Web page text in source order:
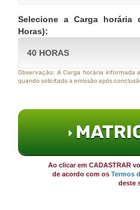
Selecione a Carga
Horas):
Observação: A Carga horária informada
quando solicitado a emissão após
Ao clicar em CADASTRAR
de acordo com os Termos
deste